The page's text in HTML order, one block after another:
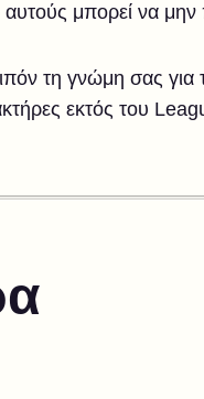
αυτούς μπορεί να
τη γνώμη σας
εκτός του